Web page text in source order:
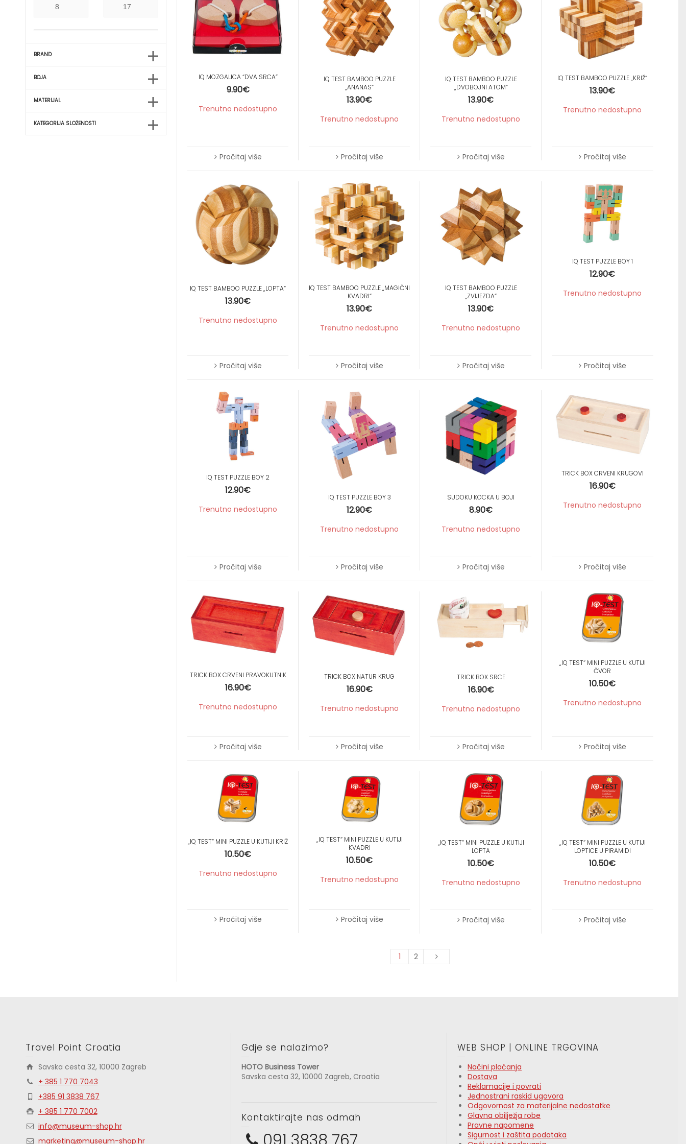
Samoljepljivi listići
Krpice za brisanje
Etui za podsjetnice
Kišobrani
Kutijice za tablete
Vincent van Gogh
IQ MOZGALICA “DVA SRCA”
9.90€
Trenutno nedostupno
Pročitaj više
IQ TEST BAMBOO PUZZLE
„ANANAS“
13.90€
Trenutno nedostupno
Pročitaj više
IQ TEST BAMBOO PUZZLE
„DVOBOJNI ATOM“
13.90€
Trenutno nedostupno
Pročitaj više
IQ TEST BAMBOO PUZZLE „KRIŽ“
13.90€
Trenutno nedostupno
Pročitaj više
IQ TEST BAMBOO PUZZLE „LOPTA“
13.90€
Trenutno nedostupno
Pročitaj više
IQ TEST BAMBOO PUZZLE „MAGIČNI
KVADRI“
13.90€
Trenutno nedostupno
Pročitaj više
IQ TEST BAMBOO PUZZLE
„ZVIJEZDA“
13.90€
Trenutno nedostupno
Pročitaj više
IQ TEST PUZZLE BOY 1
12.90€
Trenutno nedostupno
Pročitaj više
IQ TEST PUZZLE BOY 2
12.90€
Trenutno nedostupno
Pročitaj više
IQ TEST PUZZLE BOY 3
12.90€
Trenutno nedostupno
Pročitaj više
SUDOKU KOCKA U BOJI
8.90€
Trenutno nedostupno
Pročitaj više
TRICK BOX CRVENI KRUGOVI
16.90€
Trenutno nedostupno
Pročitaj više
TRICK BOX CRVENI PRAVOKUTNIK
16.90€
Trenutno nedostupno
Pročitaj više
TRICK BOX NATUR KRUG
16.90€
Trenutno nedostupno
Pročitaj više
TRICK BOX SRCE
16.90€
Trenutno nedostupno
Pročitaj više
„IQ TEST“ MINI PUZZLE U KUTIJI
ČVOR
10.50€
Trenutno nedostupno
Pročitaj više
„IQ TEST“ MINI PUZZLE U KUTIJI KRIŽ
10.50€
Trenutno nedostupno
Pročitaj više
„IQ TEST“ MINI PUZZLE U KUTIJI
KVADRI
10.50€
Trenutno nedostupno
Pročitaj više
„IQ TEST“ MINI PUZZLE U KUTIJI
LOPTA
10.50€
Trenutno nedostupno
Pročitaj više
„IQ TEST“ MINI PUZZLE U KUTIJI
LOPTICE U PIRAMIDI
10.50€
Trenutno nedostupno
Pročitaj više
1 2
BRAND
BOJA
MATERIJAL
KATEGORIJA SLOŽENOSTI
Travel Point Croatia
Savska cesta 32, 10000 Zagreb
+ 385 1 770 7043
+385 91 3838 767
+ 385 1 770 7002
info@museum-shop.hr
marketing@museum-shop.hr
Gdje se nalazimo?
HOTO Business Tower
Savska cesta 32, 10000 Zagreb, Croatia
Kontaktirajte nas odmah
WEB SHOP | ONLINE TRGOVINA
Načini plaćanja
Dostava
Reklamacije i povrati
Jednostrani raskid ugovora
Odgovornost za materijalne nedostatke
Glavna obilježja robe
Pravne napomene
Sigurnost i zaštita podataka